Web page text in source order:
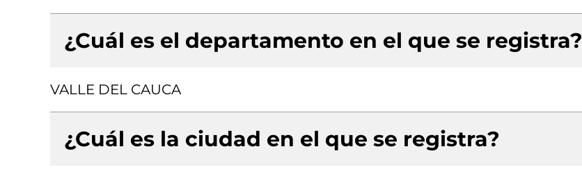
¿Cuál es el departamento en el que se registra?
VALLE DEL CAUCA
¿Cuál es la ciudad en el que se registra?